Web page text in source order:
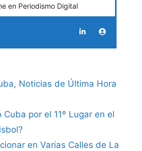
en Periodismo Digital
, Noticias de Última Hora
Cuba por el 11º Lugar en el
en Varias Calles de La